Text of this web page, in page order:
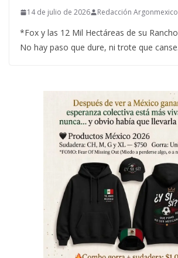
14 de julio de 2026 Redacción Argonmexico
*Fox y las 12 Mil Hectáreas de su
No hay paso que dure, ni trote que